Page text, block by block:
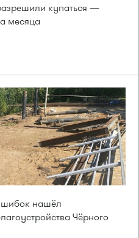
купаться —
месяца
нашёл
Чёрного